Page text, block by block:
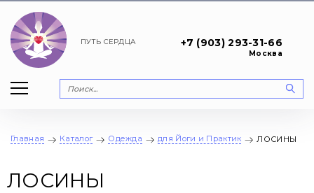
ПУТЬ СЕРДЦА +7 (903) 293-31-66
Москва
Главная Каталог Одежда для Йоги и Практик ЛОСИНЫ
ЛОСИНЫ